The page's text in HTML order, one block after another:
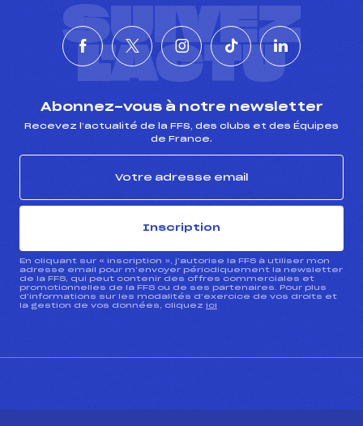
SUIVEZ
L'ACTU
Abonnez-vous à notre newsletter
Recevez l’actualité de la FFS, des clubs et des Équipes
de France.
Inscription
En cliquant sur « inscription », j’autorise la FFS à utiliser mon
adresse email pour m’envoyer périodiquement la newsletter
de la FFS, qui peut contenir des offres commerciales et
promotionnelles de la FFS ou de ses partenaires. Pour plus
d’informations sur les modalités d’exercice de vos droits et
la gestion de vos données, cliquez ici